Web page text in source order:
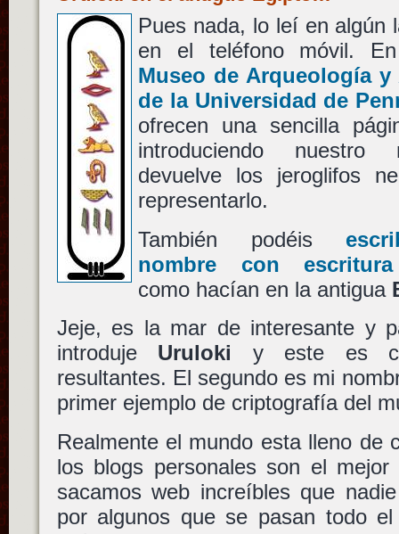
Pues nada, lo leí en algún
en el teléfono móvil.
Museo de Arqueología
de la Universidad de
ofrecen una sencilla
introduciendo nuestro
devuelve los jeroglifos
representarlo.
También podéis
nombre con
como hacían en la antigua
Jeje, es la mar de interesante y
introduje Uruloki y este es
resultantes. El segundo es mi
primer ejemplo de criptografía del
Realmente el mundo esta lleno de
los blogs personales son el
sacamos web increíbles que
por algunos que se pasan todo